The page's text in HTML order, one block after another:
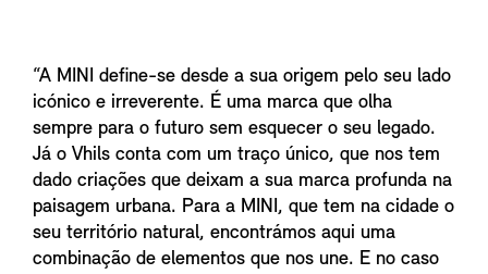
“A MINI define-se desde a sua origem pelo seu lado
icónico e irreverente. É uma marca que olha
sempre para o futuro sem esquecer o seu legado.
Já o Vhils conta com um traço único, que nos tem
dado criações que deixam a sua marca profunda na
paisagem urbana. Para a MINI, que tem na cidade o
seu território natural, encontrámos aqui uma
combinação de elementos que nos une. E no caso